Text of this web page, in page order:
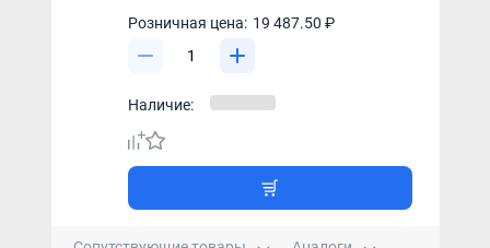
Розничная цена: 19 487.50 ₽
Наличие: